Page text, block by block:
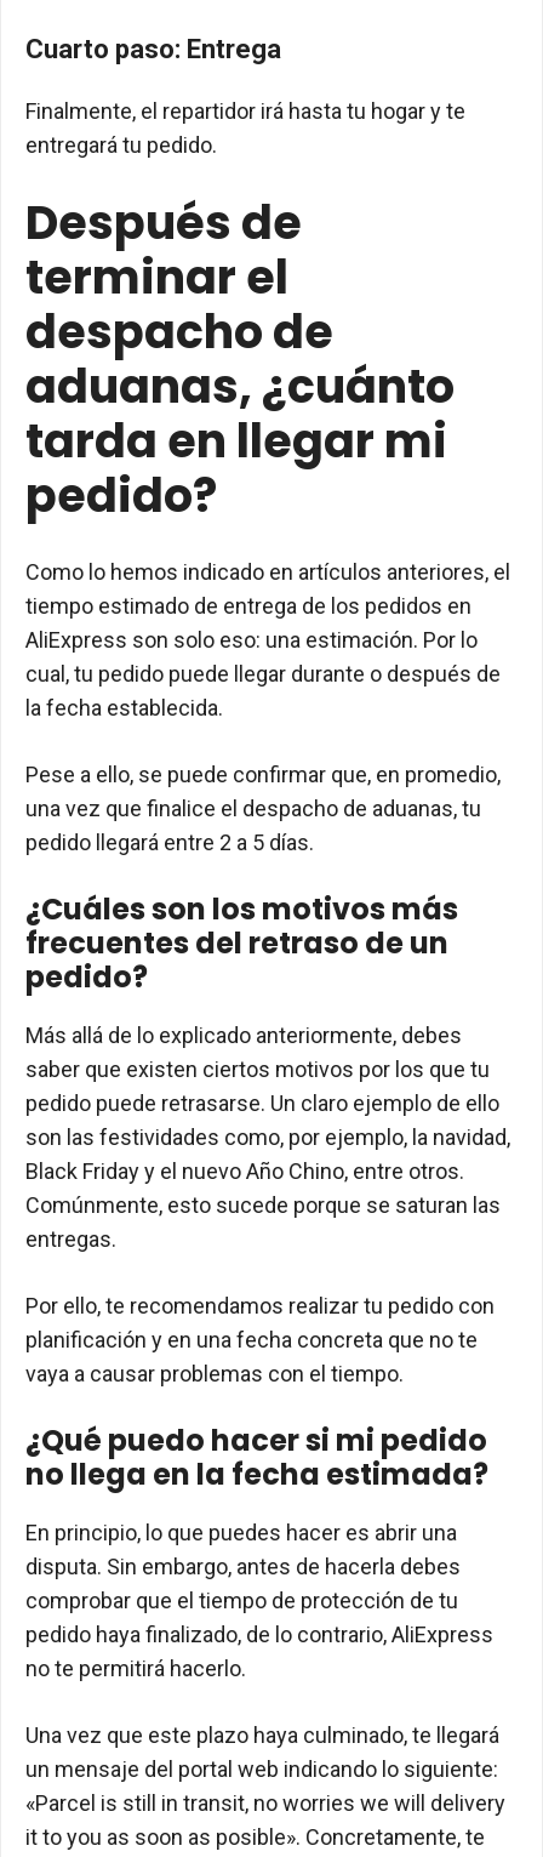
Cuarto paso: Entrega
Finalmente, el repartidor irá hasta tu hogar y te
entregará tu pedido.
Después de
terminar el
despacho de
aduanas, ¿cuánto
tarda en llegar mi
pedido?
Como lo hemos indicado en artículos anteriores, el
tiempo estimado de entrega de los pedidos en
AliExpress son solo eso: una estimación. Por lo
cual, tu pedido puede llegar durante o después de
la fecha establecida.
Pese a ello, se puede confirmar que, en promedio,
una vez que finalice el despacho de aduanas, tu
pedido llegará entre 2 a 5 días.
¿Cuáles son los motivos más
frecuentes del retraso de un
pedido?
Más allá de lo explicado anteriormente, debes
saber que existen ciertos motivos por los que tu
pedido puede retrasarse. Un claro ejemplo de ello
son las festividades como, por ejemplo, la navidad,
Black Friday y el nuevo Año Chino, entre otros.
Comúnmente, esto sucede porque se saturan las
entregas.
Por ello, te recomendamos realizar tu pedido con
planificación y en una fecha concreta que no te
vaya a causar problemas con el tiempo.
¿Qué puedo hacer si mi pedido
no llega en la fecha estimada?
En principio, lo que puedes hacer es abrir una
disputa. Sin embargo, antes de hacerla debes
comprobar que el tiempo de protección de tu
pedido haya finalizado, de lo contrario, AliExpress
no te permitirá hacerlo.
Una vez que este plazo haya culminado, te llegará
un mensaje del portal web indicando lo siguiente:
«Parcel is still in transit, no worries we will delivery
it to you as soon as posible». Concretamente, te